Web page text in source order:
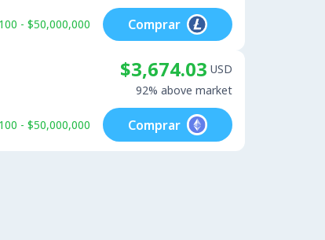
- $50,000,000 Comprar
$3,674.03 USD
92% above market
- $50,000,000 Comprar